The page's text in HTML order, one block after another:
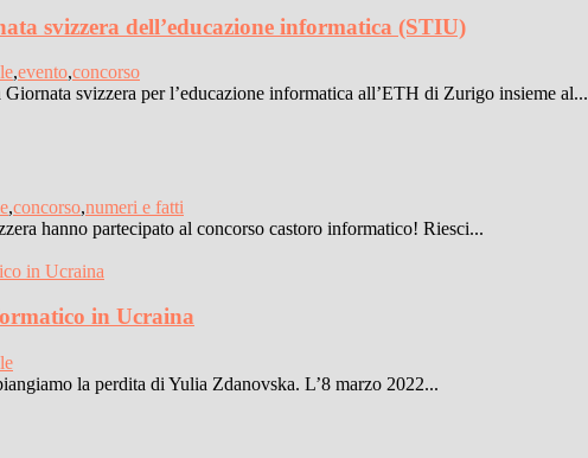
svizzera dell’educazione informatica (STIU)
,evento,concorso
svizzera per l’educazione informatica all’ETH di Zurigo insieme al...
,concorso,numeri e fatti
hanno partecipato al concorso castoro informatico! Riesci...
in Ucraina
la perdita di Yulia Zdanovska. L’8 marzo 2022...